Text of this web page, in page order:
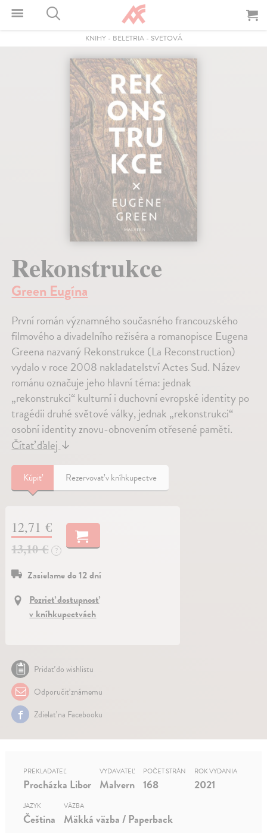
KNIHY- BELETRIA- SVETOVÁ
Rekonstrukce
Green Eugína
První román významného současného francouzského
filmového a divadelního režiséra a romanopisce Eugena
Greena nazvaný Rekonstrukce (La Reconstruction)
vydalo v roce 2008 nakladatelství Actes Sud. Název
románu označuje jeho hlavní téma: jednak
„rekonstrukci“ kulturní i duchovní evropské identity po
tragédii druhé světové války, jednak „rekonstrukci“
osobní identity znovu-obnovením otřesené paměti.
Čítať ďalej ↓
Kúpiť Rezervovať v kníhkupectve
12,71 €
13,10 €
?
Zasielame do 12 dní
Pozrieť dostupnosť
v kníhkupectvách
Pridať do wishlistu
Odporučiť známemu
Zdielať na Facebooku
PREKLADATEĽ
Procházka Libor
VYDAVATEĽ
Malvern
POČET STRÁN
168
ROK VYDANIA
2021
JAZYK
Čeština
VÄZBA
Mäkká väzba / Paperback